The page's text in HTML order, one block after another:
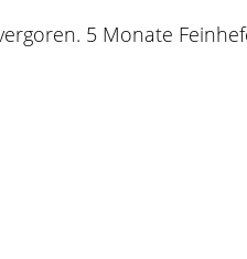
5 Monate